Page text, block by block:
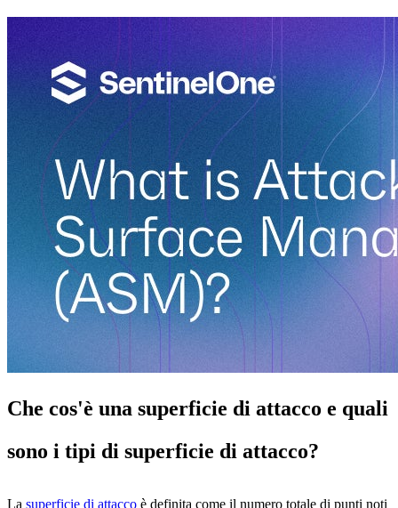
Che cos'è una superficie di attacco e quali
sono i tipi di superficie di attacco?
La superficie di attacco è definita come il numero totale di punti noti